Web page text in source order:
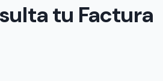
tu Factura